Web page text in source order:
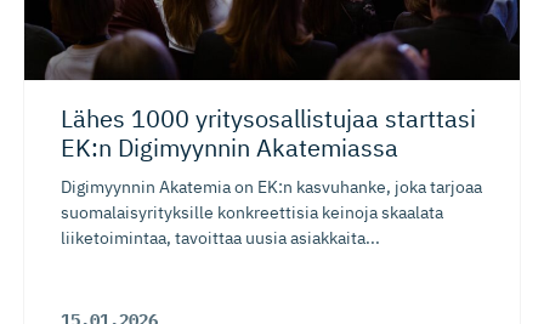
Lähes 1000 yritysosal­listujaa starttasi
EK:n Digimyynnin Akatemiassa
Digimyynnin Akatemia on EK:n kasvuhanke, joka tarjoaa
suomalaisyrityksille konkreettisia keinoja skaalata
liiketoimintaa, tavoittaa uusia asiakkaita...